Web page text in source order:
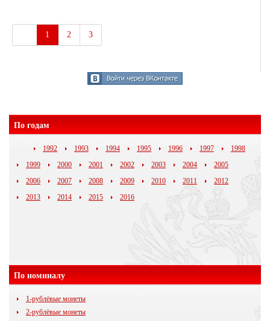
1 2 3
По годам
1992 1993 1994 1995 1996 1997
1998
1999
2000 2001 2002 2003 2004
2005
2006
2007 2008 2009 2010 2011
2012
2013
2014 2015 2016
По номиналу
1-рублёвые монеты
2-рублёвые монеты